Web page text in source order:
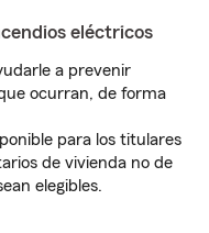
eléctricos
a prevenir
ocurran, de forma
para los titulares
de vivienda no de
elegibles.